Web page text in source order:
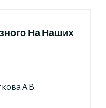
На Наших
А.В.